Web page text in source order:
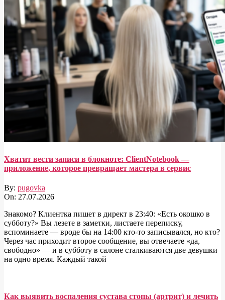
Хватит вести записи в блокноте: ClientNotebook —
приложение, которое превращает мастера в сервис
By: pugovka
On: 27.07.2026
Знакомо? Клиентка пишет в директ в 23:40: «Есть окошко в
субботу?» Вы лезете в заметки, листаете переписку,
вспоминаете — вроде бы на 14:00 кто-то записывался, но кто?
Через час приходит второе сообщение, вы отвечаете «да,
свободно» — и в субботу в салоне сталкиваются две девушки
на одно время. Каждый такой
Как выявить воспаления сустава стопы (артрит) и лечить